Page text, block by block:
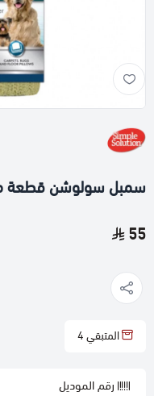
سمبل سولوشن قطعة
55
المتبقي4
رقم الموديل